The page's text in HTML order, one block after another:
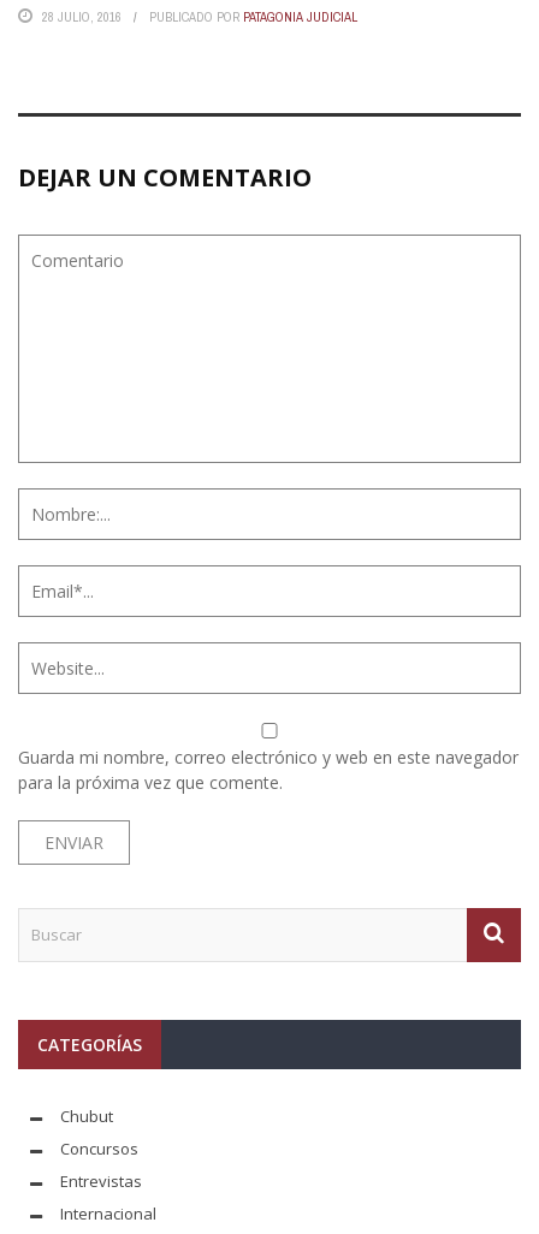
28 JULIO, 2016 PUBLICADO POR PATAGONIA JUDICIAL
DEJAR UN COMENTARIO
Guarda mi nombre, correo electrónico y web en este navegador
para la próxima vez que comente.
CATEGORÍAS
Chubut
Concursos
Entrevistas
Internacional